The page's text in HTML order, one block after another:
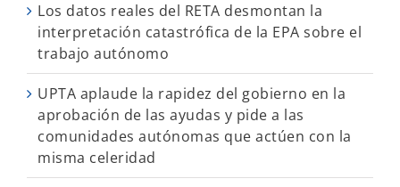
Los datos reales del RETA desmontan la
interpretación catastrófica de la EPA sobre el
trabajo autónomo
UPTA aplaude la rapidez del gobierno en la
aprobación de las ayudas y pide a las
comunidades autónomas que actúen con la
misma celeridad